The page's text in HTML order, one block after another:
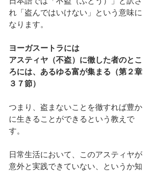
れ「盗んではいけない」という意味に
なります。
ヨーガスートラには
アスティヤ（不盗）に徹した者のとこ
ろには、あるゆる富が集まる（第２章
３７節）
つまり、盗まないことを徹すれば豊か
に生きることができるという教えで
す。
日常生活において、このアスティヤが
意外と実践できていない、というか知